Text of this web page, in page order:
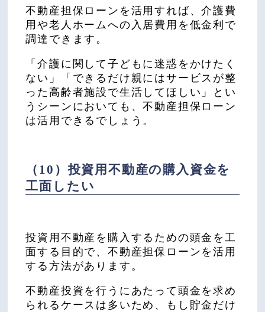
不動産担保ローンを活用すれば、介護費
用や老人ホームへの入居費用を低金利で
調達できます。
「介護に関して子どもに迷惑をかけたく
ない」「できるだけ親にはサービスが整
った高齢者施設で生活してほしい」とい
うシーンにおいても、不動産担保ローン
は活用できるでしょう。
（10）投資用不動産の購入資金を
工面したい
投資用不動産を購入するための頭金を工
面する目的で、不動産担保ローンを活用
する方法があります。
不動産投資を行うにあたって頭金を求め
られるケースは多いため、もし貯金だけ